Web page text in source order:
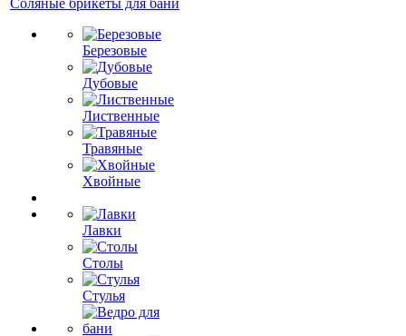
Соляные брикеты для бани
Березовые
Дубовые
Лиственные
Травяные
Хвойные
Лавки
Столы
Стулья